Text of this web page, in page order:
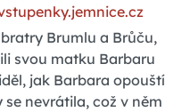
Brumlu a Brůču,
svou matku Barbaru
jak Barbara opouští
nevrátila, což v něm